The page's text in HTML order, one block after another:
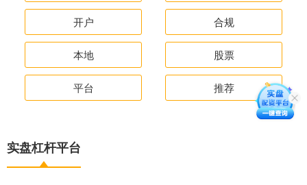
开户 合规
本地 股票
平台 推荐
实盘杠杆平台